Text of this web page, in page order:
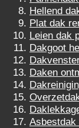
Hellend
Plat dak
Leien dak
Dakgoot
Daken
Asbestdak